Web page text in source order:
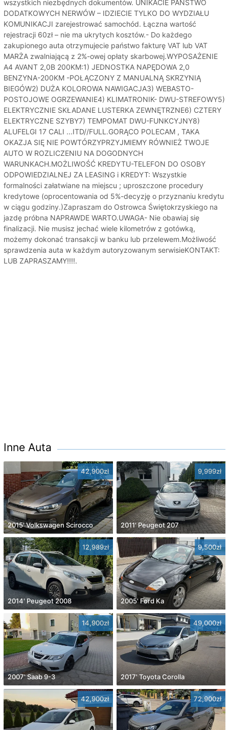
wszystkich niezbędnych dokumentów. UNIKACIE PAŃSTWO
DODATKOWYCH NERWÓW – IDZIECIE TYLKO DO WYDZIAŁU
KOMUNIKACJI zarejestrować samochód. Łączna wartość
rejestracji 60zł – nie ma ukrytych kosztów.- Do każdego
zakupionego auta otrzymujecie państwo fakturę VAT lub VAT
MARŻA zwalniającą z 2%-owej opłaty skarbowej.WYPOSAŻENIE
A4 AVANT 2,0B 200KM:1) JEDNOSTKA NAPĘDOWA 2,0
BENZYNA-200KM -POŁĄCZONY Z MANUALNĄ SKRZYNIĄ
BIEGÓW2) DUŻA KOLOROWA NAWIGACJA3) WEBASTO-
POSTOJOWE OGRZEWANIE4) KLIMATRONIK- DWU-STREFOWY5)
ELEKTRYCZNIE SKŁADANE LUSTERKA ZEWNĘTRZNE6) CZTERY
ELEKTRYCZNE SZYBY7) TEMPOMAT DWU-FUNKCYJNY8)
ALUFELGI 17 CALI ...ITD//FULL.GORĄCO POLECAM , TAKA
OKAZJA SIĘ NIE POWTÓRZYPRZYJMIEMY RÓWNIEŻ TWOJE
AUTO W ROZLICZENIU NA DOGODNYCH
WARUNKACH.MOŻLIWOŚĆ KREDYTU-TELEFON DO OSOBY
ODPOWIEDZIALNEJ ZA LEASING i KREDYT: Wszystkie
formalności załatwiane na miejscu ; uproszczone procedury
kredytowe (oprocentowania od 5%-decyzję o przyznaniu kredytu
w ciągu godziny.)Zapraszam do Ostrowca Świętokrzyskiego na
jazdę próbna NAPRAWDE WARTO.UWAGA- Nie obawiaj się
finalizacji. Nie musisz jechać wiele kilometrów z gotówką,
możemy dokonać transakcji w banku lub przelewem.Możliwość
sprawdzenia auta w każdym autoryzowanym serwisieKONTAKT:
LUB ZAPRASZAMY!!!!.
Inne Auta
42,900zł
2015' Volkswagen Scirocco
9,999zł
2011' Peugeot 207
12,989zł
2014' Peugeot 2008
9,500zł
2005' Ford Ka
14,900zł
2007' Saab 9-3
49,000zł
2017' Toyota Corolla
42,900zł 72,900zł